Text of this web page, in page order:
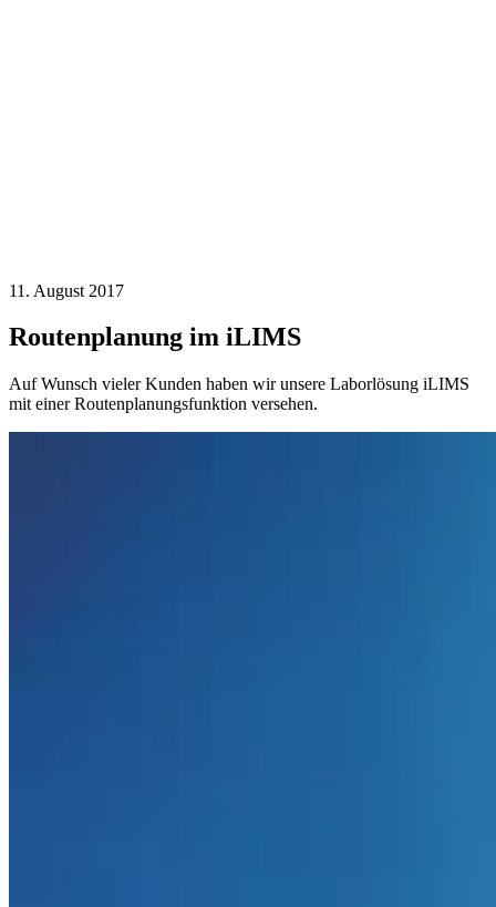
11. August 2017
Routenplanung im iLIMS
Auf Wunsch vieler Kunden haben wir unsere Laborlösung iLIMS
mit einer Routenplanungsfunktion versehen.